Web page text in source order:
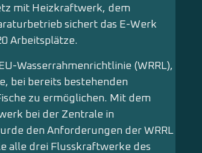
mit Heizkraftwerk, dem
sichert das E-Werk
Arbeitsplätze.
Wasserrahmenrichtlinie (WRRL),
bei bereits bestehenden
zu ermöglichen. Mit dem
bei der Zentrale in
den Anforderungen der WRRL
alle drei Flusskraftwerke des